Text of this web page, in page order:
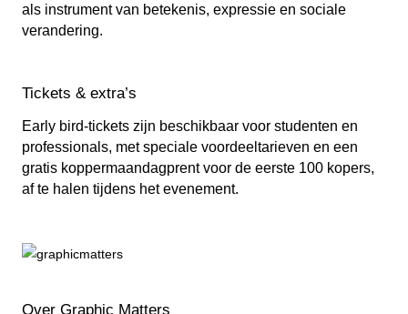
als instrument van betekenis, expressie en sociale
verandering.
Tickets & extra’s
Early bird-tickets zijn beschikbaar voor studenten en
professionals, met speciale voordeeltarieven en een
gratis koppermaandagprent voor de eerste 100 kopers,
af te halen tijdens het evenement.
Over Graphic Matters